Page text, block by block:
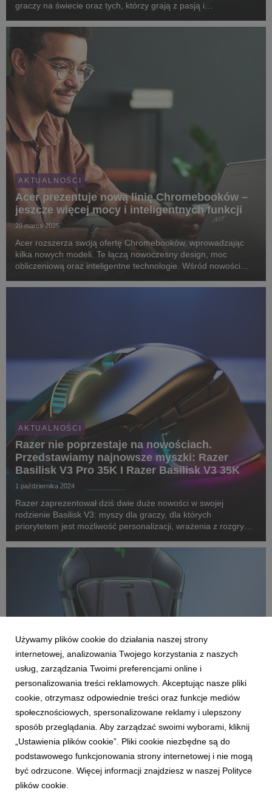
graczy na świecie oraz tych, którzy grają z pasją i
AKTUALNOŚCI
Acer prezentuje nową linię Chromebooków –
jeszcze więcej mocy i inteligentnych funkcji
20 marca 2025
Acer rozszerza swoją ofertę Chromebooków, wprowadzając
kilka nowych modeli. Te łączą nowoczesny design, moc
obliczeniową oraz inteligentne technologie. Wśród nowości
oraz ultraprzenośny Acer Chromebook Tab 311.
AKTUALNOŚCI
Razer nie poprzestaje na nowościach.
Przedstawiamy najnowsze myszki: Razer
Basilisk V3 Pro 35K I Razer Basilisk V3 35K
1 października 2024
Razer zaprezentował dziś dwie duże nowości w swojej
rodzienie Basilisk V3: myszy dla graczy, dla których
priorytetem jest możliwość personalizacji, wrażenia z rozgrywki
zupełnie nowa, w pełni konfigurowalna, bez...
AKTUALNOŚCI
Przedstawiamy Razer Freyja: pierwszą na
świecie matę haptyczną od Razer
28 września 2024
Podczas dzisiejszego wydarzenia: RazerCon 2024, firma
Razer z dumą zaprezentowała Razer Freyja: pierwszą na
świecie matę HD Haptics Gaming Cushion. To pionierskie
Używamy plików cookie do działania naszej strony
internetowej, analizowania Twojego korzystania z naszych
usług, zarządzania Twoimi preferencjami online i
personalizowania treści reklamowych. Akceptując nasze pliki
cookie, otrzymasz odpowiednie treści oraz funkcje mediów
społecznościowych, spersonalizowane reklamy i ulepszony
sposób przeglądania. Aby zarządzać swoimi wyborami, kliknij
„Ustawienia plików cookie”. Pliki cookie niezbędne są do
podstawowego funkcjonowania strony internetowej i nie mogą
być odrzucone. Więcej informacji znajdziesz w naszej Polityce
plików cookie.